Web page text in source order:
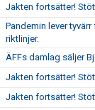
Jakten fortsätter!
Pandemin lever
riktlinjer.
ÄFFs damlag säljer
Jakten fortsätter!
Jakten fortsätter!